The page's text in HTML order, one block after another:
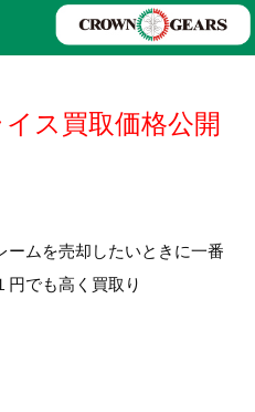
ス買取価格公開
ームを売却したいときに一番
円でも高く買取り